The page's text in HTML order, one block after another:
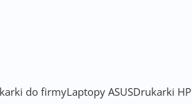
do firmyLaptopy ASUSDrukarki HP